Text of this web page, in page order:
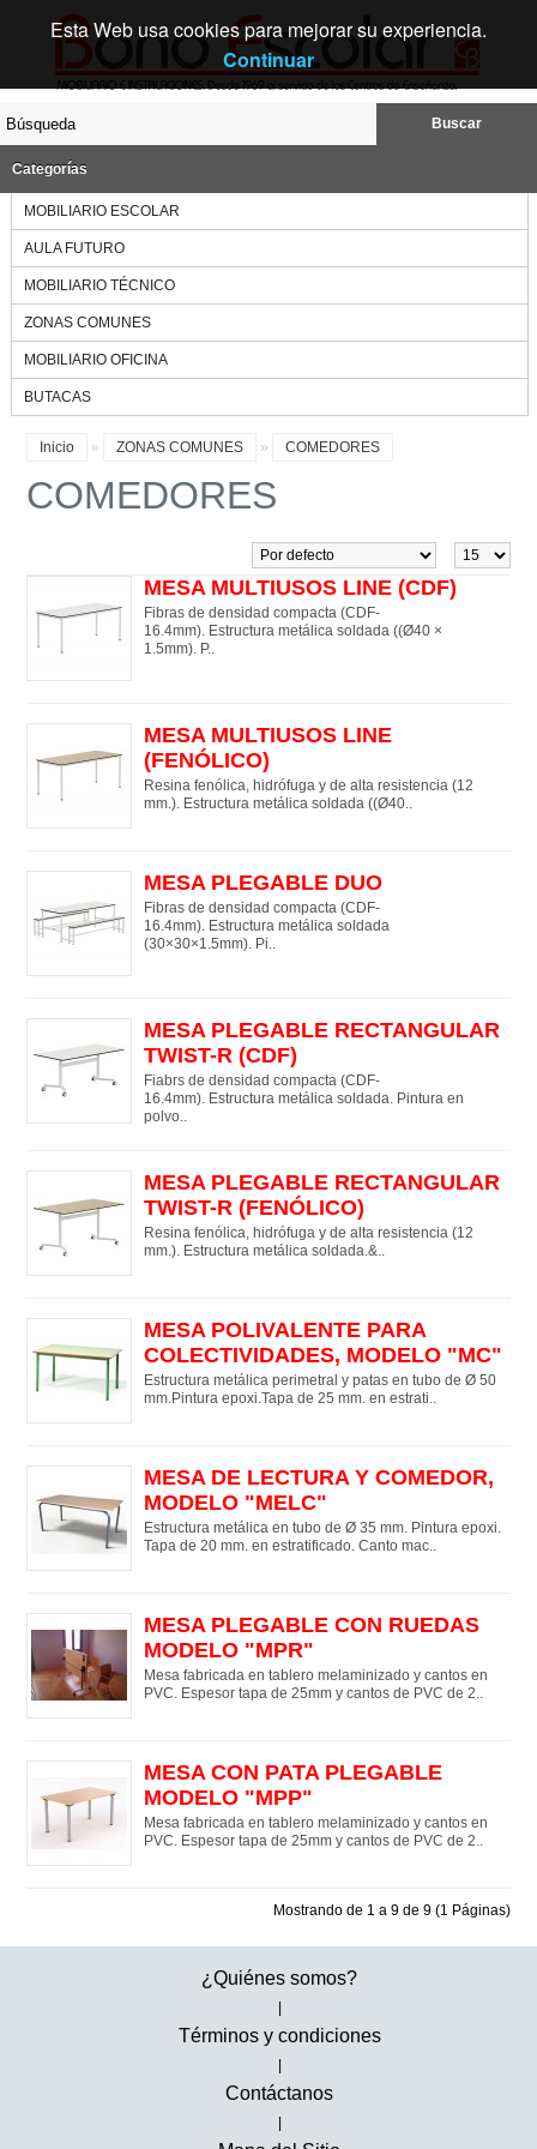
Buscar
Categorías
MOBILIARIO ESCOLAR
AULA FUTURO
MOBILIARIO TÉCNICO
ZONAS COMUNES
MOBILIARIO OFICINA
BUTACAS
Inicio » ZONAS COMUNES » COMEDORES
COMEDORES
MESA MULTIUSOS LINE (CDF)
Fibras de densidad compacta (CDF-
16.4mm). Estructura metálica soldada ((Ø40 ×
1.5mm). P..
MESA MULTIUSOS LINE
(FENÓLICO)
Resina fenólica, hidrófuga y de alta resistencia (12
mm.). Estructura metálica soldada ((Ø40..
MESA PLEGABLE DUO
Fibras de densidad compacta (CDF-
16.4mm). Estructura metálica soldada
(30×30×1.5mm). Pi..
MESA PLEGABLE RECTANGULAR
TWIST-R (CDF)
Fiabrs de densidad compacta (CDF-
16.4mm). Estructura metálica soldada. Pintura en
polvo..
MESA PLEGABLE RECTANGULAR
TWIST-R (FENÓLICO)
Resina fenólica, hidrófuga y de alta resistencia (12
mm.). Estructura metálica soldada.&..
MESA POLIVALENTE PARA
COLECTIVIDADES, MODELO "MC"
Estructura metálica perimetral y patas en tubo de Ø 50
mm.Pintura epoxi.Tapa de 25 mm. en estrati..
MESA DE LECTURA Y COMEDOR,
MODELO "MELC"
Estructura metálica en tubo de Ø 35 mm. Pintura epoxi.
Tapa de 20 mm. en estratificado. Canto mac..
MESA PLEGABLE CON RUEDAS
MODELO "MPR"
Mesa fabricada en tablero melaminizado y cantos en
PVC. Espesor tapa de 25mm y cantos de PVC de 2..
MESA CON PATA PLEGABLE
MODELO "MPP"
Mesa fabricada en tablero melaminizado y cantos en
PVC. Espesor tapa de 25mm y cantos de PVC de 2..
Mostrando de 1 a 9 de 9 (1 Páginas)
¿Quiénes somos?
Términos y condiciones
Contáctanos
Esta Web usa cookies para mejorar su experiencia.
Continuar